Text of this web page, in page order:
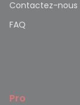
Contactez-nous
FAQ
Pro